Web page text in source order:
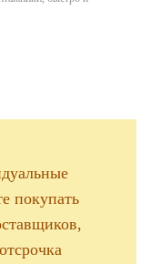
покупать